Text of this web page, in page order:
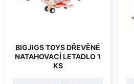
BIGJIGS TOYS DŘEVĚNÉ
NATAHOVACÍ LETADLO 1
KS